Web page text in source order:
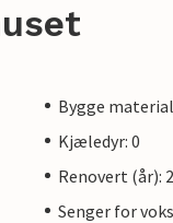
Bygge
Kjæledyr: 0
Renovert (år):
Senger for